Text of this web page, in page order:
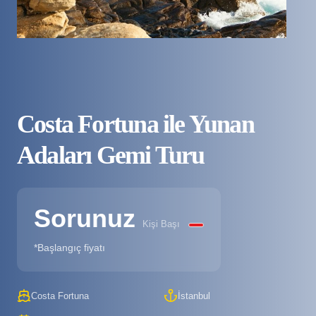
Costa Fortuna ile Yunan
Adaları Gemi Turu
Sorunuz Kişi Başı
*Başlangıç fiyatı
Costa Fortuna İstanbul